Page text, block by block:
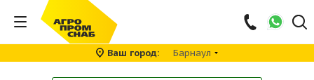
Ваш город Барнаул